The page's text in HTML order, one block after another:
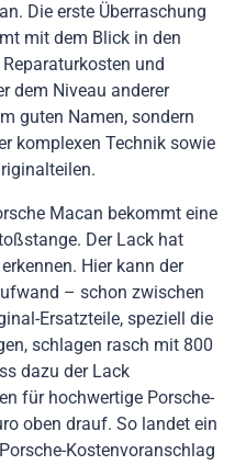
Die erste Überraschung
mit dem Blick in den
und
dem Niveau anderer
guten Namen, sondern
komplexen Technik sowie
Macan bekommt eine
Der Lack hat
Hier kann der
– schon zwischen
Ersatzteile, speziell die
schlagen rasch mit 800
dazu der Lack
für hochwertige Porsche-
oben drauf. So landet ein
Kostenvoranschlag